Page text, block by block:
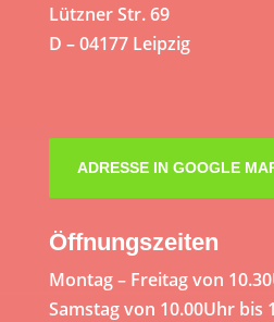
Lützner Str. 69
D – 04177 Leipzig
ADRESSE IN GOOGLE
Öffnungszeiten
Montag – Freitag von
Samstag von 10.00Uhr bis